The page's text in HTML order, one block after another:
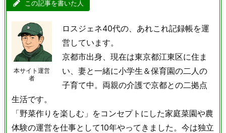
この記事を書いた人
本サイト運営
者
ロスジェネ40代の、あれこれ記録帳を運
営しています。
京都市出身、現在は東京都江東区に住ま
い、妻と一緒に小学生＆保育園の二人の
子育て中。両親の介護で京都との二拠点
生活です。
「野菜作りを楽しむ」をコンセプトにした家庭菜園や農
体験の運営を仕事として10年やってきました。今は独立